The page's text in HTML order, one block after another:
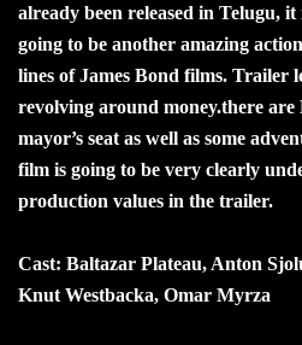
already been released in Telugu,
going to be another amazing
lines of James Bond films. Trailer
revolving around money.there
mayor’s seat as well as some
film is going to be very clearly
production values in the trailer.
Cast: Baltazar Plateau, Anton
Knut Westbacka, Omar Myrza